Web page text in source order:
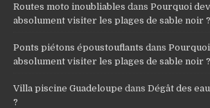
Routes moto inoubliables dansPourquoi
absolument visiter les plages de sable noir ?
Ponts piétons époustouflants dans
absolument visiter les plages de sable noir ?
Villa piscine Guadeloupe dansDégât des
?